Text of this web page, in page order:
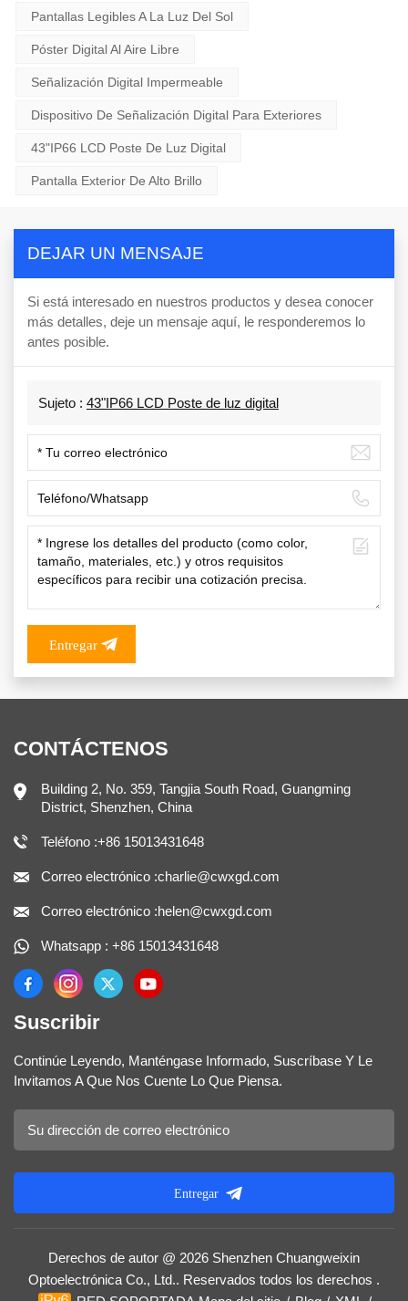
Pantallas Legibles A La Luz Del Sol
Póster Digital Al Aire Libre
Señalización Digital Impermeable
Dispositivo De Señalización Digital Para Exteriores
43"IP66 LCD Poste De Luz Digital
Pantalla Exterior De Alto Brillo
DEJAR UN MENSAJE
Si está interesado en nuestros productos y desea conocer
más detalles, deje un mensaje aquí, le responderemos lo
antes posible.
Sujeto : 43"IP66 LCD Poste de luz digital
Entregar
CONTÁCTENOS
Building 2, No. 359, Tangjia South Road, Guangming
District, Shenzhen, China
Teléfono :+86 15013431648
Correo electrónico :charlie@cwxgd.com
Correo electrónico :helen@cwxgd.com
Whatsapp : +86 15013431648
Suscribir
Continúe Leyendo, Manténgase Informado, Suscríbase Y Le
Invitamos A Que Nos Cuente Lo Que Piensa.
Entregar
Derechos de autor @ 2026 Shenzhen Chuangweixin
Optoelectrónica Co., Ltd.. Reservados todos los derechos .